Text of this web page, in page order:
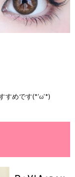
すめです(*’ω’*)